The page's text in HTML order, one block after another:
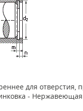
для
- Нержавеющая